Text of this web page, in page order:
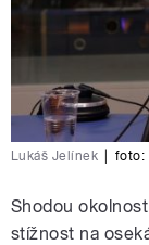
Lukáš Jelínek foto:
Shodou
stížnost na